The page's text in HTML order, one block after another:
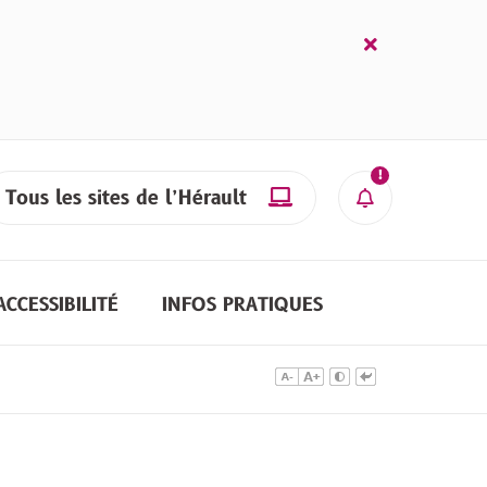
Fermer
Tous les sites de l’Hérault Alerte

INFOS PRATIQUES